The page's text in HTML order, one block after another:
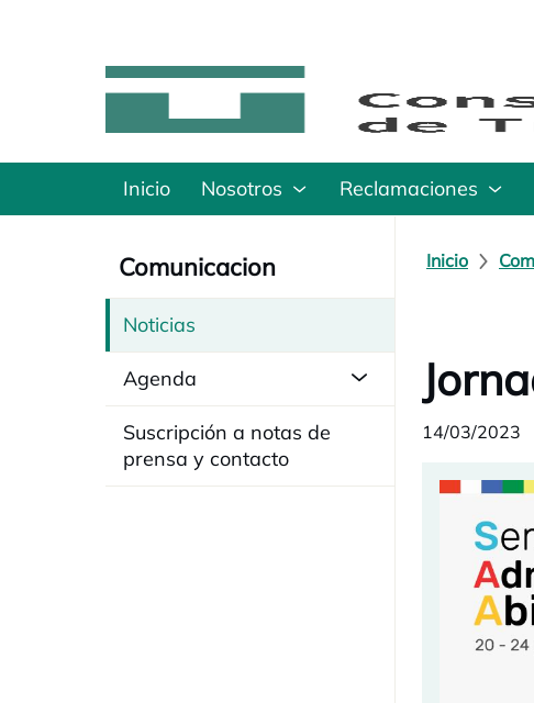
Inicio Nosotros Reclamaciones
Comunicacion
Noticias
Agenda
Suscripción a notas de
prensa y contacto
Inicio
14/03/2023